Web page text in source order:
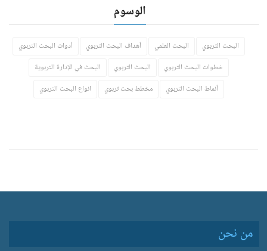
الوسوم
البحث التربوي البحث العلمي أهداف البحث التربوي
أدوات البحث التربوي
خطوات البحث التربوي
البحث التربوي
البحث في الإدارة التربوية
أنماط البحث التربوي
مخطط بحث تربوي انواع البحث التربوي
من نحن